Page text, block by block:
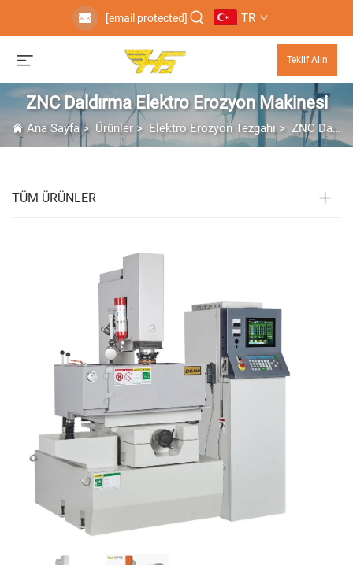
[email protected] TR
Teklif Alın
ZNC Daldırma Elektro Erozyon Makinesi
Ana Sayfa> Ürünler > Elektro Erozyon Tezgahı > ZNC Daldırma Elektro Erozyon Makinesi
TÜM ÜRÜNLER